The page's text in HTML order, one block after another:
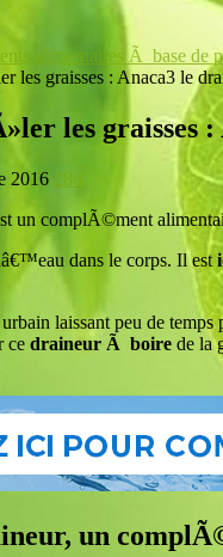
alimentaires Ã base de
les graisses : Anaca3 le
les graisses
2016 286
un complÃ©ment
dans le corps. Il est
laissant peu de
ce draineur Ã boire de la
un